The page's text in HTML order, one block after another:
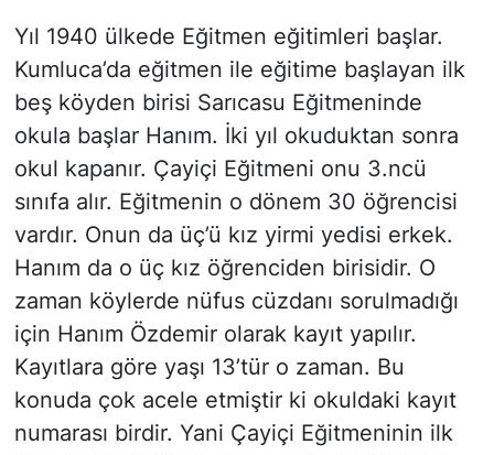
Yıl 1940 ülkede Eğitmen eğitimleri başlar.
Kumluca’da eğitmen ile eğitime başlayan ilk
beş köyden birisi Sarıcasu Eğitmeninde
okula başlar Hanım. İki yıl okuduktan sonra
okul kapanır. Çayiçi Eğitmeni onu 3.ncü
sınıfa alır. Eğitmenin o dönem 30 öğrencisi
vardır. Onun da üç’ü kız yirmi yedisi erkek.
Hanım da o üç kız öğrenciden birisidir. O
zaman köylerde nüfus cüzdanı sorulmadığı
için Hanım Özdemir olarak kayıt yapılır.
Kayıtlara göre yaşı 13’tür o zaman. Bu
konuda çok acele etmiştir ki okuldaki kayıt
numarası birdir. Yani Çayiçi Eğitmeninin ilk